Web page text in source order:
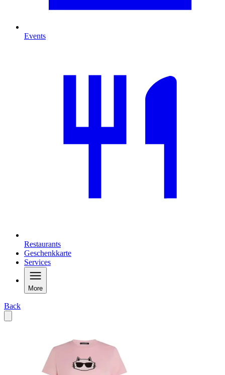
Events
Restaurants
Geschenkkarte
Services
More
Back